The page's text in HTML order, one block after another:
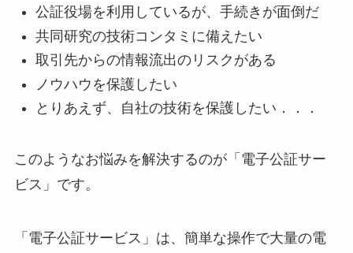
公証役場を利用しているが、手続きが面倒だ
共同研究の技術コンタミに備えたい
取引先からの情報流出のリスクがある
ノウハウを保護したい
とりあえず、自社の技術を保護したい．．．
このようなお悩みを解決するのが「電子公証サー
ビス」です。
「電子公証サービス」は、簡単な操作で大量の電